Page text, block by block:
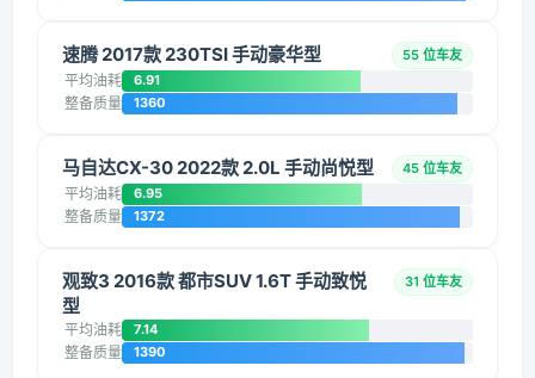
速腾 2017款 230TSI 手动豪华型 55 位车友
平均油耗 6.91
整备质量 1360
马自达CX-30 2022款 2.0L 手动尚悦型 45 位车友
平均油耗 6.95
整备质量 1372
观致3 2016款 都市SUV 1.6T 手动致悦
型
31 位车友
平均油耗 7.14
整备质量 1390